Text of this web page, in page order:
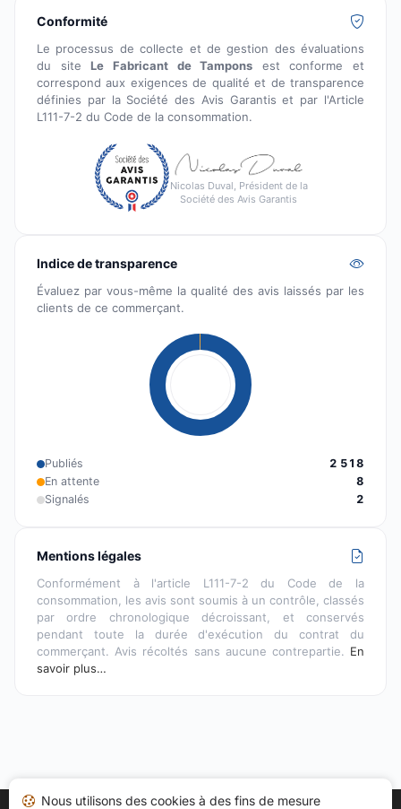
Conformité
Le processus de collecte et de gestion des évaluations
du siteLe Fabricant de Tampons est conforme et
correspond aux exigences de qualité et de transparence
définies par la Société des Avis Garantis et par l'Article
L111-7-2 du Code de la consommation.
Nicolas Duval, Président de la
Société des Avis Garantis
Indice de transparence
Évaluez par vous-même la qualité des avis laissés par les
clients de ce commerçant.
Publiés
2 518
En attente
8
Signalés
2
Mentions légales
Conformément à l'article L111-7-2 du Code de la
consommation, les avis sont soumis à un contrôle, classés
par ordre chronologique décroissant, et conservés
pendant toute la durée d'exécution du contrat du
commerçant. Avis récoltés sans aucune contrepartie. En
savoir plus…
Nous utilisons des cookies à des fins de mesure